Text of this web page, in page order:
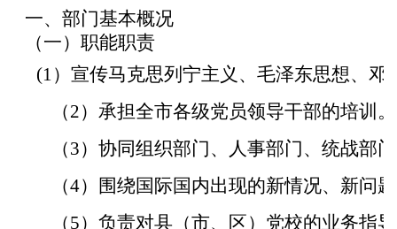
一、部门基本概况
（一）职能职责
(1）宣传马克思列宁主义、毛泽东思想、
（2）承担全市各级党员领导干部的培训。
（3）协同组织部门、人事部门、统战部门
（4）围绕国际国内出现的新情况、新问题
（5）负责对县（市、区）党校的业务指